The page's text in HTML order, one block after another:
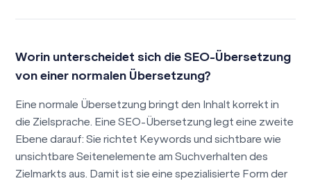
Worin unterscheidet sich die SEO-Übersetzung
von einer normalen Übersetzung?
Eine normale Übersetzung bringt den Inhalt korrekt in
die Zielsprache. Eine SEO-Übersetzung legt eine zweite
Ebene darauf: Sie richtet Keywords und sichtbare wie
unsichtbare Seitenelemente am Suchverhalten des
Zielmarkts aus. Damit ist sie eine spezialisierte Form der